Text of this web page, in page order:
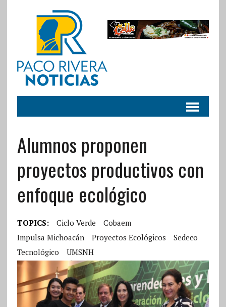
Alumnos proponen
proyectos productivos con
enfoque ecológico
TOPICS: Ciclo Verde
Cobaem
Impulsa Michoacán
Proyectos Ecológicos
Sedeco
Tecnológico
UMSNH